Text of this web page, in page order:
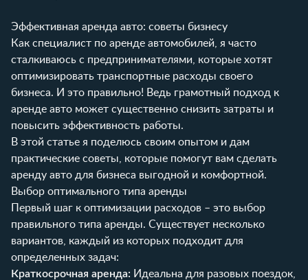
Эффективная аренда авто: советы бизнесу
Как специалист по аренде автомобилей, я часто
сталкиваюсь с предпринимателями, которые хотят
оптимизировать транспортные расходы своего
бизнеса. И это правильно! Ведь грамотный подход к
аренде авто может существенно снизить затраты и
повысить эффективность работы.
В этой статье я поделюсь своим опытом и дам
практические советы, которые помогут вам сделать
аренду авто для бизнеса выгодной и комфортной.
Выбор оптимального типа аренды
Первый шаг к оптимизации расходов – это выбор
правильного типа аренды. Существует несколько
вариантов, каждый из которых подходит для
определенных задач:
Краткосрочная аренда: Идеальна для разовых поездок,